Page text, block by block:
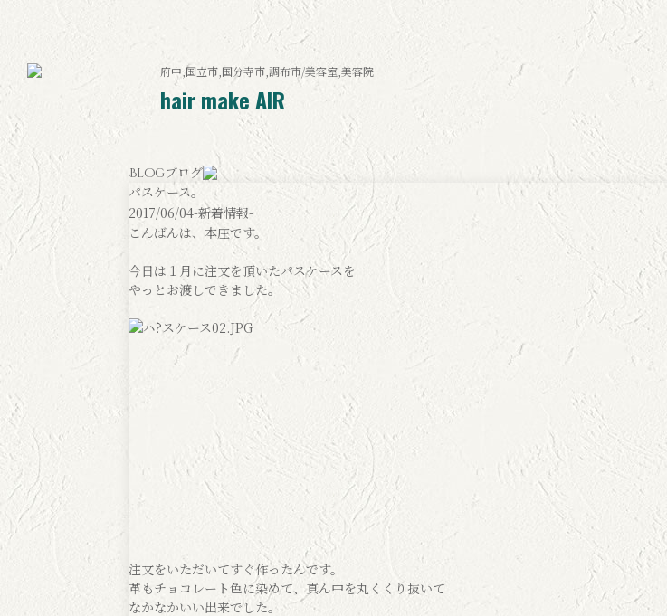
府中,国立市,国分寺市,調布市/美容室,美容院
hair make AIR
Blogブログ
パスケース。
2017/06/04-新着情報-
こんばんは、本庄です。
今日は１月に注文を頂いたパスケースを
やっとお渡しできました。
注文をいただいてすぐ作ったんです。
革もチョコレート色に染めて、真ん中を丸くくり抜いて
なかなかいい出来でした。